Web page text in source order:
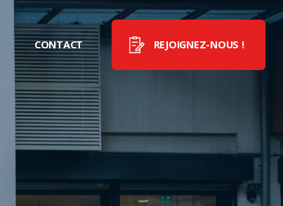
CONTACT REJOIGNEZ-NOUS !